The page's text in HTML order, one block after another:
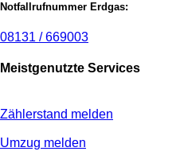
Notfallrufnummer Erdgas:
08131 / 669003
Meistgenutzte Services
Zählerstand melden
Umzug melden